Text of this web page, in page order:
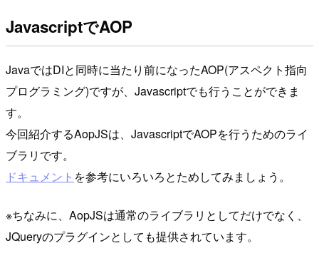
JavascriptでAOP
JavaではDIと同時に当たり前になったAOP(アスペクト指向
プログラミング)ですが、Javascriptでも行うことができま
す。
今回紹介するAopJSは、JavascriptでAOPを行うためのライ
ブラリです。
ドキュメント を参考にいろいろとためしてみましょう。
※ちなみに、AopJSは通常のライブラリとしてだけでなく、
JQueryのプラグインとしても提供されています。